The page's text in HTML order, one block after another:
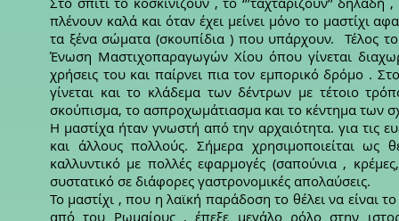
πλένουν καλά και όταν έχει μείνει μόνο το μαστίχι
τα ξένα σώματα (σκουπίδια ) που υπάρχουν. Τέλος
Ένωση Μαστιχοπαραγωγών Χίου όπου γίνεται
χρήσεις του και παίρνει πια τον εμπορικό δρόμο .
γίνεται και το κλάδεμα των δέντρων με τέτοιο
σκούπισμα, το ασπροχωμάτιασμα και το κέντημα των
Η μαστίχα ήταν γνωστή από την αρχαιότητα. για τις
και άλλους πολλούς. Σήμερα χρησιμοποιείται ως
καλλυντικό με πολλές εφαρμογές (σαπούνια ,
συστατικό σε διάφορες γαστρονομικές απολαύσεις.
Το μαστίχι , που η λαϊκή παράδοση το θέλει να είναι
από του Ρωμαίους , έπεξε μεγάλο ρόλο στην